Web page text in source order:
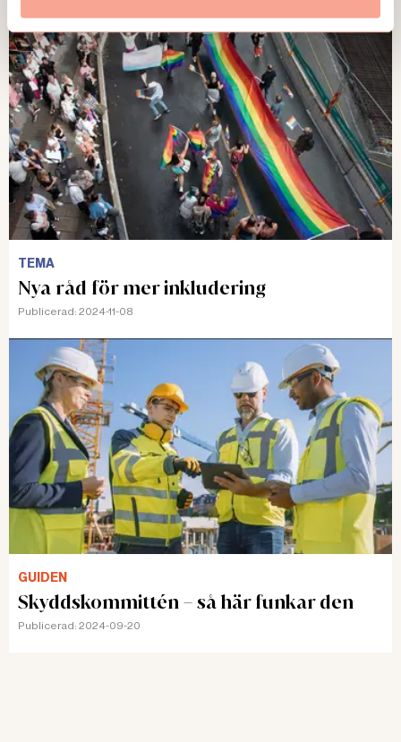
TEMA
Nya råd för mer inkludering
Publicerad: 2024-11-08
GUIDEN
Skyddskommittén – så här funkar den
Publicerad: 2024-09-20